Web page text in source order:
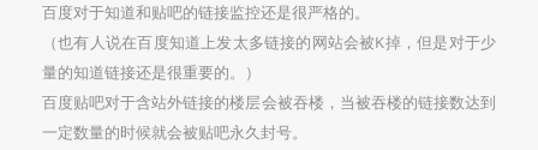
百度对于知道和贴吧的链接监控还是很严格的。
（也有人说在百度知道上发太多链接的网站会被K掉，但是对于少
量的知道链接还是很重要的。）
百度贴吧对于含站外链接的楼层会被吞楼，当被吞楼的链接数达到
一定数量的时候就会被贴吧永久封号。